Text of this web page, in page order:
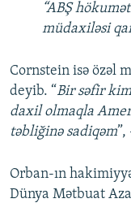
“ABŞ
müdaxiləsi
Cornstein isə özəl
deyib. “Bir səfir
daxil olmaqla
təbliğinə sadiqəm”,
Orban-ın
Dünya Mətbuat